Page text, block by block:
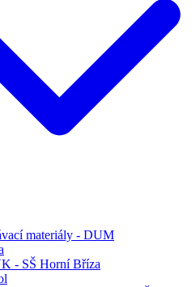
materiály - DUM
- SŠ Horní Bříza